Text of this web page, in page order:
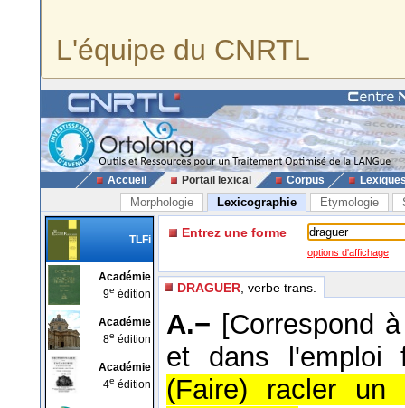
L'équipe du CNRTL
Accueil Portail lexical Corpus
Morphologie Lexicographie Etymologie
TLFi
Académie
9e édition
Académie
8e édition
Académie
4e édition
Entrez une forme
options d'affichage
DRAGUER , verbe trans.
A.− [Correspond
et dans l'emploi
(Faire) racler